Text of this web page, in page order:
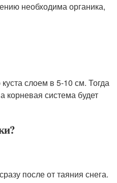
необходима органика,
слоем в 5-10 см. Тогда
корневая система будет
после от таяния снега.